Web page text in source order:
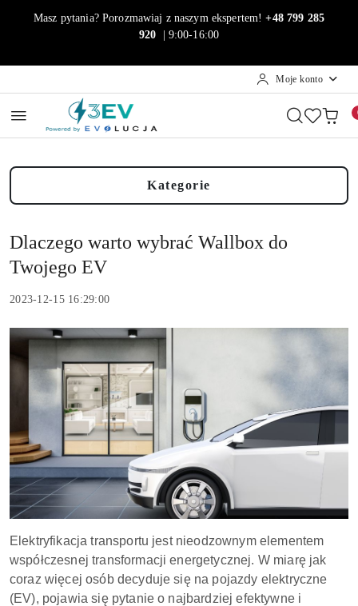
Przejdź do treści głównej
Przejdź do wyszukiwarki
Przejdź do moje konto
Przejdź do menu głównego
Przejdź do stopki
Masz pytania? Porozmawiaj z naszym ekspertem!+48 799 285
920
| 9:00-16:00
Moje konto
Kategorie
Dlaczego warto wybrać Wallbox do
Twojego EV
2023-12-15 16:29:00
Elektryfikacja transportu jest nieodzownym elementem
współczesnej transformacji energetycznej. W miarę jak
coraz więcej osób decyduje się na pojazdy elektryczne
(EV), pojawia się pytanie o najbardziej efektywne i